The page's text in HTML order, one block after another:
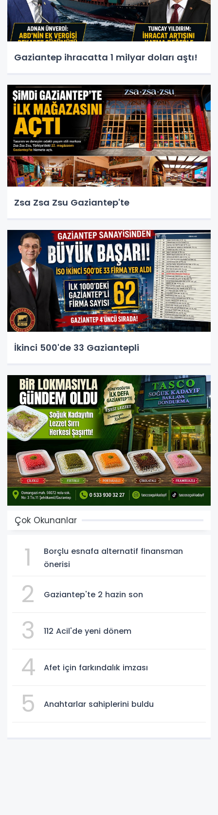
Gaziantep ihracatta 1 milyar doları aştı!
Zsa Zsa Zsu Gaziantep'te
İkinci 500'de 33 Gaziantepli
Çok Okunanlar
1
Borçlu esnafa alternatif finansman
önerisi
2 Gaziantep'te 2 hazin son
3 112 Acil'de yeni dönem
4 Afet için farkındalık imzası
5 Anahtarlar sahiplerini buldu